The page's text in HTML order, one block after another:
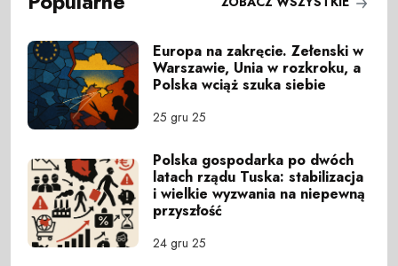
Europa na zakręcie. Zełenski w
Warszawie, Unia w rozkroku, a
Polska wciąż szuka siebie
25 gru 25
Polska gospodarka po dwóch
latach rządu Tuska: stabilizacja
i wielkie wyzwania na niepewną
przyszłość
24 gru 25